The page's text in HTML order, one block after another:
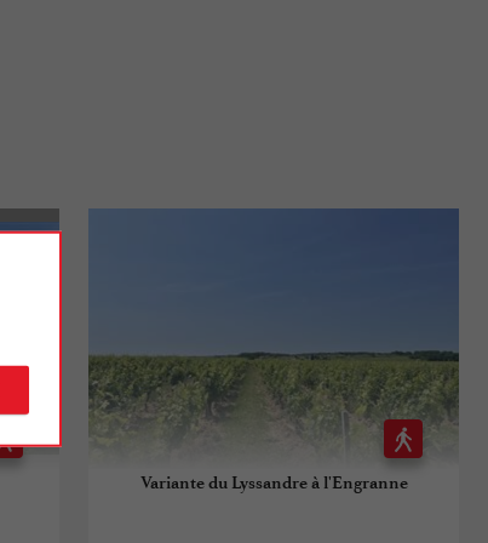
Variante du Lyssandre à l'Engranne